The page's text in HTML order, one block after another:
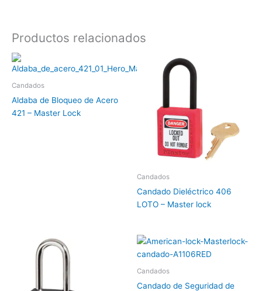
Productos relacionados
Candados
Aldaba de Bloqueo de Acero
421 – Master Lock
Candados
Candado Dieléctrico 406
LOTO – Master lock
Candados
Candado de Seguridad de